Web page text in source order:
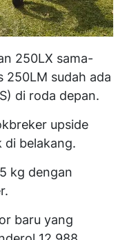
250LX sama-
250LM sudah ada
di roda depan.
upside
di belakang.
kg dengan
baru yang